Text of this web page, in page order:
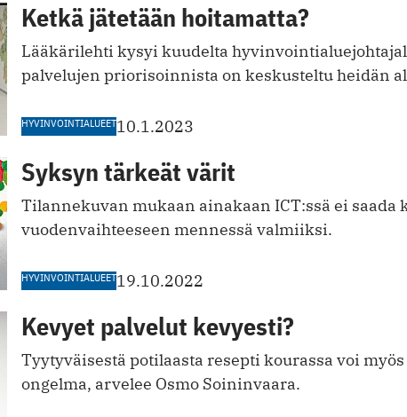
Ketkä jätetään hoitamatta?
Lääkärilehti kysyi kuudelta
palvelujen priorisoinnista on keskusteltu heidän
HYVINVOINTIALUEET10.1.2023
Syksyn tärkeät värit
Tilannekuvan mukaan ainakaan ICT:ssä ei saada
vuodenvaihteeseen mennessä valmiiksi.
HYVINVOINTIALUEET19.10.2022
Kevyet palvelut kevyesti?
Tyytyväisestä potilaasta resepti kourassa voi
ongelma, arvelee Osmo Soininvaara.